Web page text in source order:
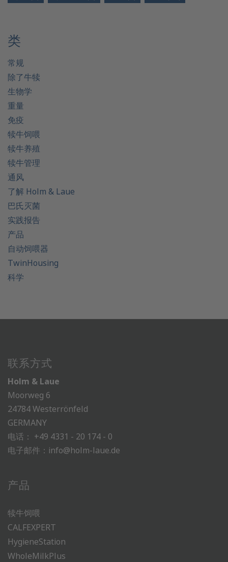
类
常规
除了牛犊
生物学
重量
免疫
犊牛饲喂
犊牛养殖
犊牛管理
通风
了解 Holm & Laue
巴氏灭菌
实践报告
产品
自动饲喂器
TwinHousing
科学
联系方式
Holm & Laue
Moorweg 6
24784 Westerrönfeld
GERMANY
电话： +49 4331 - 20 174 - 0
电子邮件： info@holm-laue.de
产品
犊牛饲喂
CALFEXPERT
HygieneStation
WholeMilkPlus